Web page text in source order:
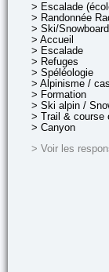
> Escalade
> Randonnée
> Ski/Snowboard
> Accueil
> Escalade
> Refuges
> Spéléologie
> Alpinisme /
> Formation
> Ski alpin /
> Trail & course
> Canyon
> Voir les